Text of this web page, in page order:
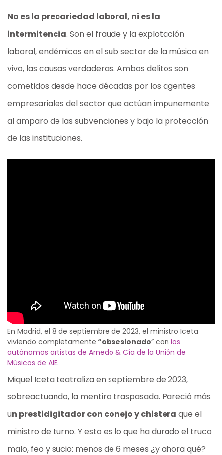
No es la precariedad laboral, ni es la
intermitencia. Son el fraude y la explotación
laboral, endémicos en el sub sector de la música en
vivo, las causas verdaderas. Ambos delitos son
cometidos desde hace décadas por los agentes
empresariales del sector que actúan impunemente
al amparo de las subvenciones y bajo la protección
de las instituciones.
En Madrid, el 8 de septiembre de 2023, el ministro Iceta
viviendo completamente “obsesionado” conlos
autónomos artistas de Arnedo & Cía de la Unión de
Músicos de AIE.
Miquel Iceta teatraliza en septiembre de 2023,
sobreactuando, la mentira traspasada. Pareció más
un prestidigitador con conejo y chistera que el
ministro de turno. Y esto es lo que ha durado el truco
malo, feo y sucio: menos de 6 meses ¿y ahora qué?